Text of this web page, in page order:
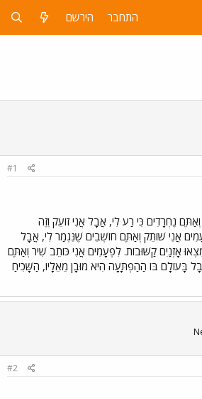
התחבר הירשם
#1
נֶחְרָדִים כִּי רַע לִי, אֲבָל אֲנִי זוֹעֵק וְזֶה
אֲנִי שׁוֹתֵק וְאַתֶּם חוֹשְׁבִים שֶׁנִּגְמַר לִי, אֲבָל
אָזְנַיִם קַשּׁוּבוֹת. לִפְעָמִים אֲנִי כּוֹתֵב שִׁיר וְאַתֶּם
בָּעוֹלָם בּוֹ הַהַפְתָּעָה הִיא מוּבָן מֵאֵלָיו, הַשָּׁכִיחַ
#2